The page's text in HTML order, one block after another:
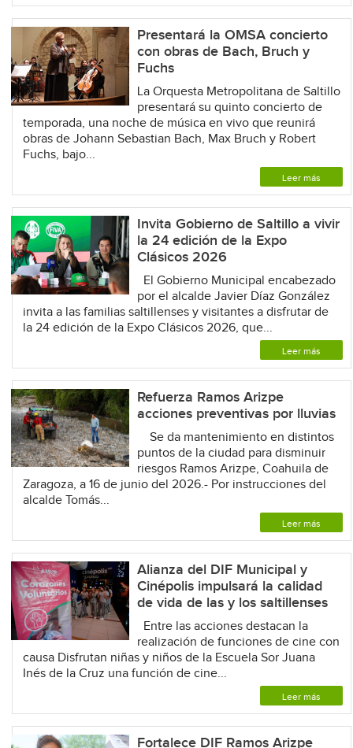
Presentará la OMSA concierto
con obras de Bach, Bruch y
Fuchs
La Orquesta Metropolitana de Saltillo
presentará su quinto concierto de
temporada, una noche de música en vivo que reunirá
obras de Johann Sebastian Bach, Max Bruch y Robert
Fuchs, bajo...
Leer más
Invita Gobierno de Saltillo a vivir
la 24 edición de la Expo
Clásicos 2026
El Gobierno Municipal encabezado
por el alcalde Javier Díaz González
invita a las familias saltillenses y visitantes a disfrutar de
la 24 edición de la Expo Clásicos 2026, que...
Leer más
Refuerza Ramos Arizpe
acciones preventivas por lluvias
Se da mantenimiento en distintos
puntos de la ciudad para disminuir
riesgos Ramos Arizpe, Coahuila de
Zaragoza, a 16 de junio del 2026.- Por instrucciones del
alcalde Tomás...
Leer más
Alianza del DIF Municipal y
Cinépolis impulsará la calidad
de vida de las y los saltillenses
Entre las acciones destacan la
realización de funciones de cine con
causa Disfrutan niñas y niños de la Escuela Sor Juana
Inés de la Cruz una función de cine...
Leer más
Fortalece DIF Ramos Arizpe